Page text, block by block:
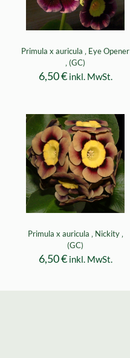
Primula x auricula ‚ Eye Opener
‚ (GC)
6,50€ inkl. MwSt.
Primula x auricula ‚ Nickity ‚
(GC)
6,50€ inkl. MwSt.